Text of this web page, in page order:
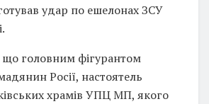
удар по ешелонах ЗСУ
що головним фігурантом
Росії, настоятель
храмів УПЦ МП, якого